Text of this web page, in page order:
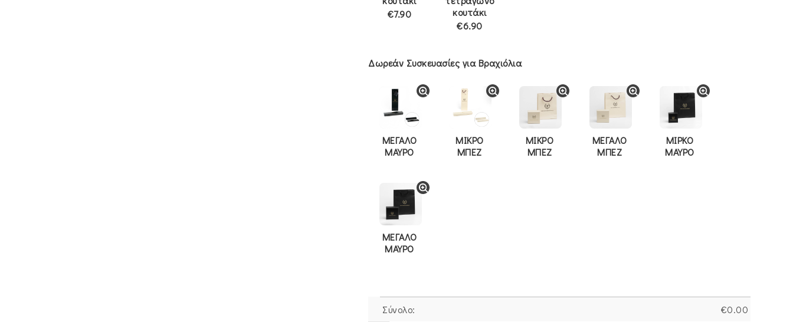
€7.90
κουτάκι
€6.90
Δωρεάν Συσκευασίες για Βραχιόλια
ΜΕΓΑΛΟ
ΜΑΥΡΟ
ΜΙΚΡΟ
ΜΠΕΖ
ΜΙΚΡΟ
ΜΠΕΖ
ΜΕΓΑΛΟ
ΜΠΕΖ
ΜΙΡΚΟ
ΜΑΥΡΟ
ΜΕΓΑΛΟ
ΜΑΥΡΟ
Σύνολο: €0.00